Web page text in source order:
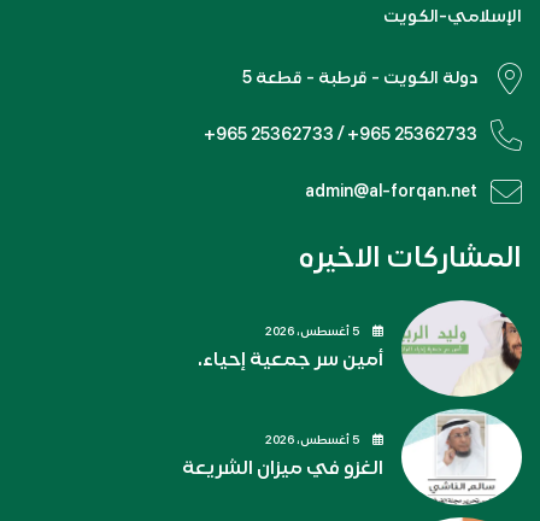
الإسلامي-الكويت
دولة الكويت - قرطبة - قطعة 5
+965 25362733 / +965 25362733
admin@al-forqan.net
المشاركات الاخيره
أمين سر جمعية إحياء.
الغزو في ميزان الشريعة